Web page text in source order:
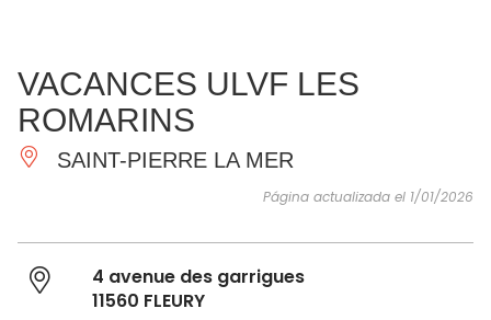
IMPRESCINDIBLES
HACER
INSPIRACIONES
VACANCES ULVF LES
ROMARINS
SAINT-PIERRE LA MER
Página actualizada el 1/01/2026
4 avenue des garrigues
11560 FLEURY